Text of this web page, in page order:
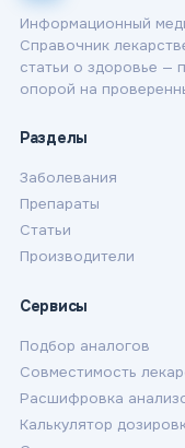
Информационный
Справочник
статьи о здоровье —
опорой на
Разделы
Заболевания
Препараты
Статьи
Производители
Сервисы
Подбор аналогов
Совместимость
Расшифровка
Калькулятор